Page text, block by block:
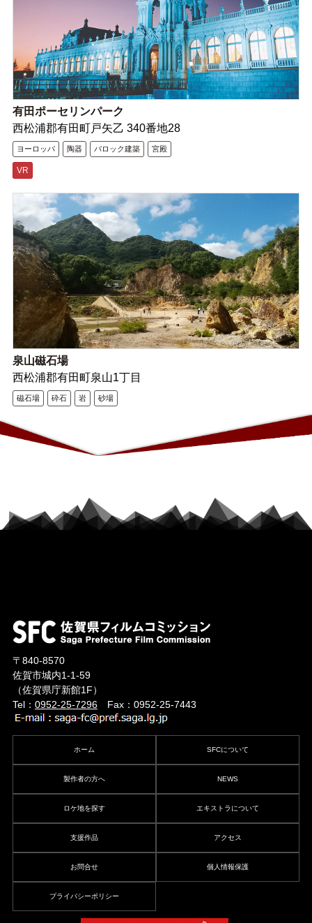
有田ポーセリンパーク
西松浦郡有田町戸矢乙 340番地28
ヨーロッパ 陶器 バロック建築 宮殿
VR
泉山磁石場
西松浦郡有田町泉山1丁目
磁石場 砕石 岩 砂場
〒840-8570
佐賀市城内1-1-59
（佐賀県庁新館1F）
Tel： 0952-25-7296Fax：0952-25-7443
ホーム SFCについて
製作者の方へ NEWS
ロケ地を探す エキストラについて
支援作品 アクセス
お問合せ 個人情報保護
プライバシーポリシー